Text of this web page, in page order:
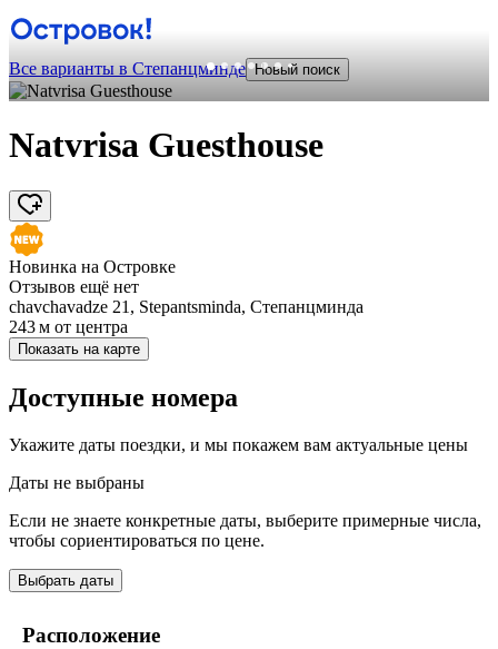
Все варианты в Степанцминде Новый поиск
Natvrisa Guesthouse
Новинка на Островке
Отзывов ещё нет
chavchavadze 21, Stepantsminda, Степанцминда
243 м от центра
Показать на карте
Доступные номера
Укажите даты поездки, и мы покажем вам актуальные цены
Даты не выбраны
Если не знаете конкретные даты, выберите примерные числа,
чтобы сориентироваться по цене.
Выбрать даты
Расположение